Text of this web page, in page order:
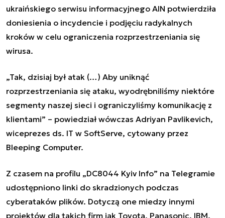
ukraińskiego serwisu informacyjnego AIN potwierdziła
doniesienia o incydencie i podjęciu radykalnych
kroków w celu ograniczenia rozprzestrzeniania się
wirusa.
„Tak, dzisiaj był atak (…) Aby uniknąć
rozprzestrzeniania się ataku, wyodrębniliśmy niektóre
segmenty naszej sieci i ograniczyliśmy komunikację z
klientami” – powiedział wówczas Adriyan Pavlikevich,
wiceprezes ds. IT w SoftServe, cytowany przez
Bleeping Computer.
Z czasem na profilu „DС8044 Kyiv Info” na Telegramie
udostępniono linki do skradzionych podczas
cyberataków plików. Dotyczą one miedzy innymi
projektów dla takich firm jak Toyota, Panasonic, IBM,